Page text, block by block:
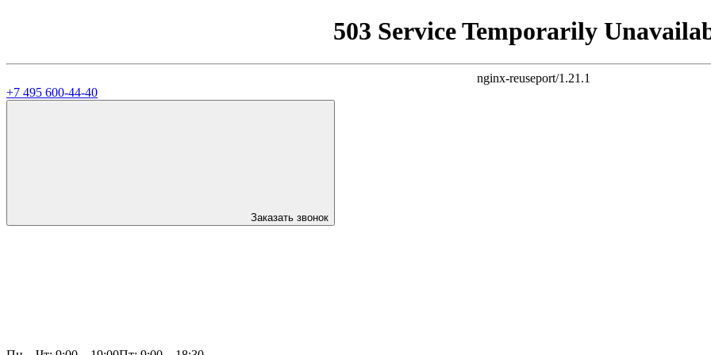
503 Service Temporarily
nginx-reuseport/1.21.1
+7 495 600-44-40
Заказать звонок